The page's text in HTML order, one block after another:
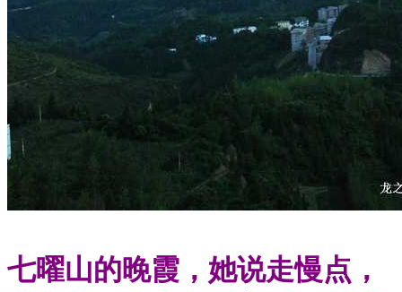
七曜山的晚霞，她说走慢点，